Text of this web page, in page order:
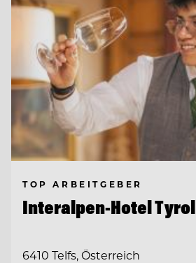
TOP ARBEITGEBER
Interalpen-Hotel Tyrol
6410 Telfs, Österreich